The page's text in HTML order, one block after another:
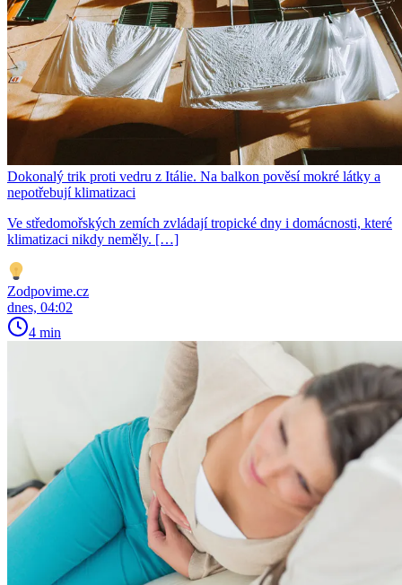
Dokonalý trik proti vedru z Itálie. Na balkon pověsí mokré látky a
nepotřebují klimatizaci
Ve středomořských zemích zvládají tropické dny i domácnosti, které
klimatizaci nikdy neměly. […]
Zodpovime.cz
dnes, 04:02
4 min